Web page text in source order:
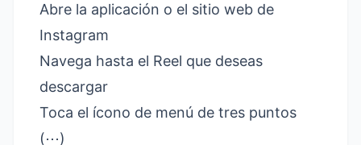
Abre la aplicación o el sitio web de
Instagram
Navega hasta el Reel que deseas
descargar
Toca el ícono de menú de tres puntos
(⋯)